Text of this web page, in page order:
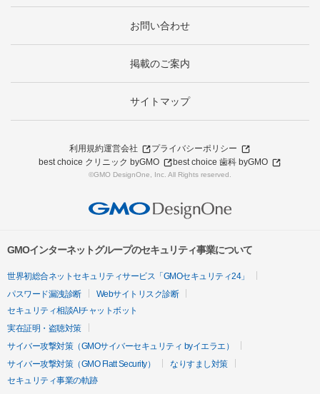
お問い合わせ
掲載のご案内
サイトマップ
利用規約運営会社
プライバシーポリシー
best choice クリニック byGMO
best choice 歯科 byGMO
©GMO DesignOne, Inc. All Rights reserved.
GMOインターネットグループのセキュリティ事業について
世界初総合ネットセキュリティサービス「GMOセキュリティ24」
パスワード漏洩診断
Webサイトリスク診断
セキュリティ相談AIチャットボット
実在証明・盗聴対策
サイバー攻撃対策（GMOサイバーセキュリティ byイエラエ）
サイバー攻撃対策（GMO Flatt Security）
なりすまし対策
セキュリティ事業の軌跡